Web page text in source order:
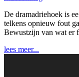
De dramadriehoek is
telkens opnieuw fout
Bewustzijn van wat er
lees meer...